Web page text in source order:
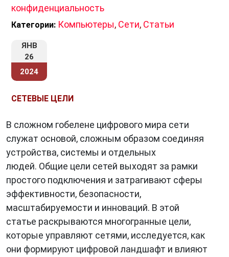
конфиденциальность
Категории: Компьютеры, Сети, Статьи
ЯНВ
26
2024
СЕТЕВЫЕ ЦЕЛИ
В сложном гобелене цифрового мира сети
служат основой, сложным образом соединяя
устройства, системы и отдельных
людей. Общие цели сетей выходят за рамки
простого подключения и затрагивают сферы
эффективности, безопасности,
масштабируемости и инноваций. В этой
статье раскрываются многогранные цели,
которые управляют сетями, исследуется, как
они формируют цифровой ландшафт и влияют